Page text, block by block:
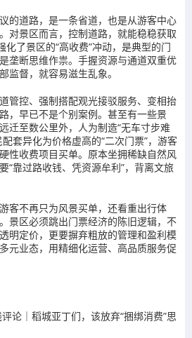
的道路，是一条省道，也是从游客中心
对景区而言，控制道路，就能稳稳获取
化了景区的“高收费”冲动，是典型的门
垄断思维作祟。 手握资源与通道双重优
监督，就容易滋生乱象。
管控、强制搭配观光接驳服务、变相抬
，早已不是个别案例。 甚至有一些景
迁至数公里外，人为制造“无车寸步难
套异化为价格虚高的“二次门票”，游客
性收费项目买单。 原本坐拥稀缺自然风
“靠过路收钱、凭资源牟利”，背离文旅
客不再只为风景买单，还看重出行体
景区必须跳出门票经济的陈旧逻辑，不
明定价，更要摒弃粗放的管理和盈利模
元业态，用精细化运营、高品质服务促
论｜稻城亚丁们，该放弃“捆绑消费”思